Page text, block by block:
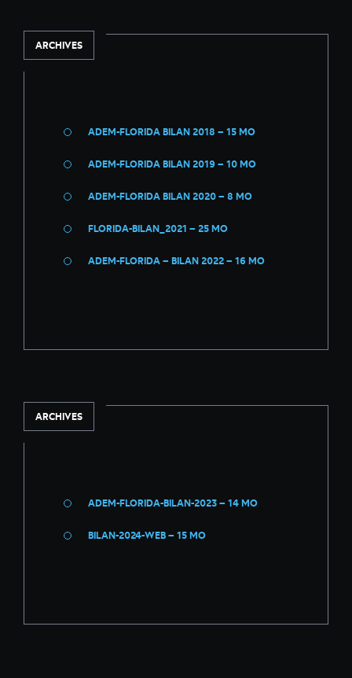
ARCHIVES
ADEM-FLORIDA BILAN 2018 – 15 MO
ADEM-FLORIDA BILAN 2019 – 10 MO
ADEM-FLORIDA BILAN 2020 – 8 MO
FLORIDA-BILAN_2021 – 25 MO
ADEM-FLORIDA – BILAN 2022 – 16 MO
ARCHIVES
ADEM-FLORIDA-BILAN-2023 – 14 MO
BILAN-2024-WEB – 15 MO